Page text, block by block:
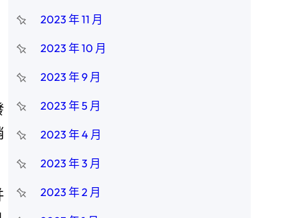
2023 年 11 月
2023 年 10 月
2023 年 9 月
2023 年 5 月
2023 年 4 月
2023 年 3 月
2023 年 2 月